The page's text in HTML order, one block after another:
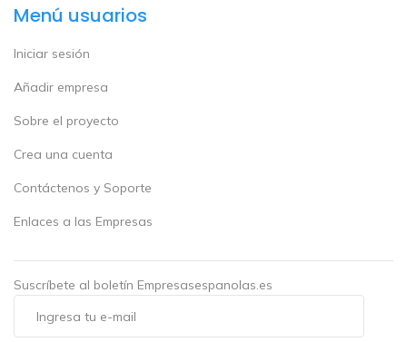
Menú usuarios
Iniciar sesión
Añadir empresa
Sobre el proyecto
Crea una cuenta
Contáctenos y Soporte
Enlaces a las Empresas
Suscríbete al boletín Empresasespanolas.es